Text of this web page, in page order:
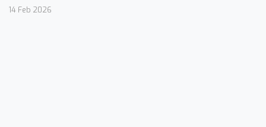
14 Feb 2026